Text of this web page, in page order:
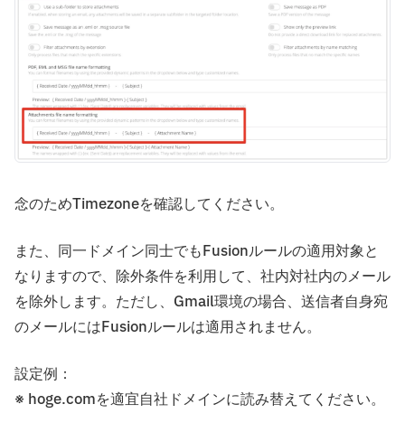
念のためTimezoneを確認してください。
また、同一ドメイン同士でもFusionルールの適用対象と
なりますので、除外条件を利用して、社内対社内のメール
を除外します。ただし、Gmail環境の場合、送信者自身宛
のメールにはFusionルールは適用されません。
設定例：
※ hoge.comを適宜自社ドメインに読み替えてください。